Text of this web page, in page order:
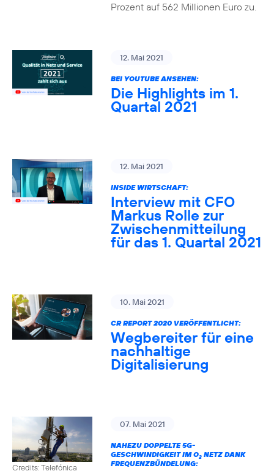
Prozent auf 562 Millionen Euro zu.
12. Mai 2021
BEI YOUTUBE ANSEHEN:
Die Highlights im 1.
Quartal 2021
12. Mai 2021
INSIDE WIRTSCHAFT:
Interview mit CFO
Markus Rolle zur
Zwischenmitteilung
für das 1. Quartal 2021
10. Mai 2021
CR REPORT 2020 VERÖFFENTLICHT:
Wegbereiter für eine
nachhaltige
Digitalisierung
Credits: Telefónica
07. Mai 2021
NAHEZU DOPPELTE 5G-
GESCHWINDIGKEIT IM O2NETZ DANK
FREQUENZBÜNDELUNG: